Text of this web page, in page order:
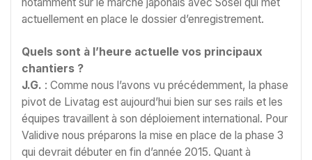
actuellement en place le dossier d’enregistrement.
Quels sont à l’heure actuelle vos principaux
chantiers ?
J.G. : Comme nous l’avons vu précédemment, la phase
pivot de Livatag est aujourd’hui bien sur ses rails et les
équipes travaillent à son déploiement international. Pour
Validive nous préparons la mise en place de la phase 3
qui devrait débuter en fin d’année 2015. Quant à